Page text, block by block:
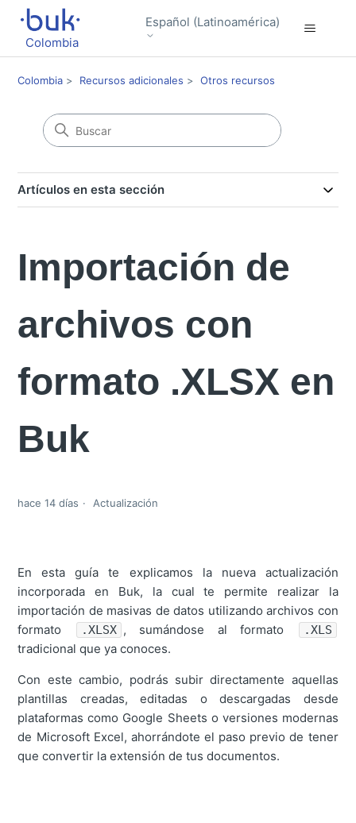
Colombia
Español (Latinoamérica)
Colombia Recursos adicionales Otros recursos
Artículos en esta sección
Importación de
archivos con
formato .XLSX en
Buk
hace 14 días Actualización
En esta guía te explicamos la nueva actualización
incorporada en Buk, la cual te permite realizar la
importación de masivas de datos utilizando archivos con
formato
.XLSX , sumándose al formato .XLS
tradicional que ya conoces.
Con este cambio, podrás subir directamente aquellas
plantillas creadas, editadas o descargadas desde
plataformas como Google Sheets o versiones modernas
de Microsoft Excel, ahorrándote el paso previo de tener
que convertir la extensión de tus documentos.